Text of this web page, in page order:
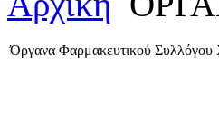
Όργανα Φαρμακευτικού Συλλόγου